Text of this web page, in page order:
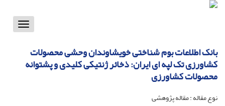
Toggle
بانک اطلاعات بوم شناختی خویشاوندان وحشی محصولات
کشاورزی تک لپه ای ایران: ذخائر ژنتیکی کلیدی و پشتوانه
محصولات کشاورزی
نوع مقاله : مقاله پژوهشی